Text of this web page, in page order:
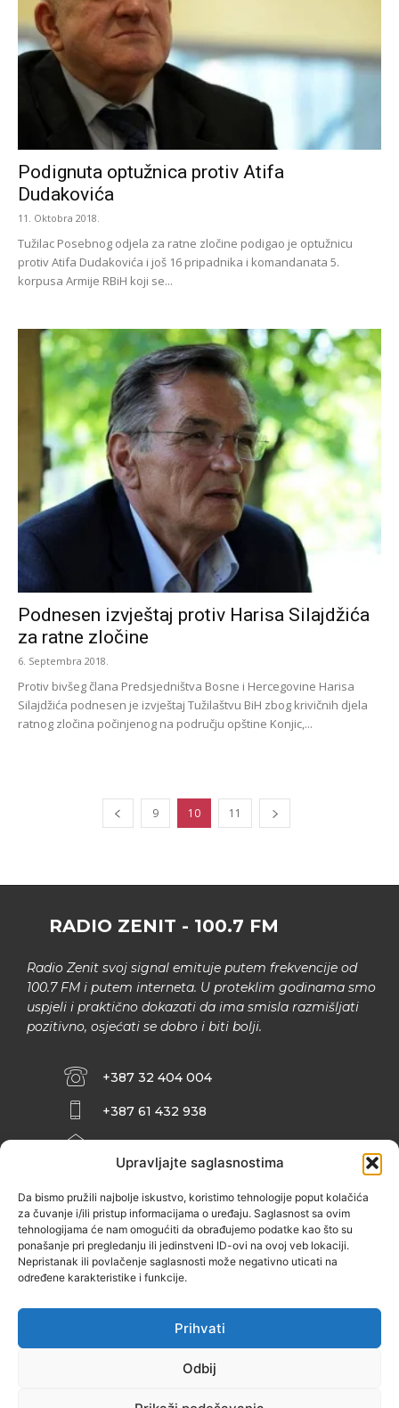
Upravljajte saglasnostima
Da bismo pružili najbolje iskustvo, koristimo tehnologije poput kolačića
za čuvanje i/ili pristup informacijama o uređaju. Saglasnost sa ovim
tehnologijama će nam omogućiti da obrađujemo podatke kao što su
ponašanje pri pregledanju ili jedinstveni ID-ovi na ovoj veb lokaciji.
Nepristanak ili povlačenje saglasnosti može negativno uticati na
određene karakteristike i funkcije.
Prihvati
Odbij
Podignuta optužnica protiv Atifa
Dudakovića
11. Oktobra 2018.
Tužilac Posebnog odjela za ratne zločine podigao je optužnicu
protiv Atifa Dudakovića i još 16 pripadnika i komandanata 5.
korpusa Armije RBiH koji se...
Podnesen izvještaj protiv Harisa Silajdžića
za ratne zločine
6. Septembra 2018.
Protiv bivšeg člana Predsjedništva Bosne i Hercegovine Harisa
Silajdžića podnesen je izvještaj Tužilaštvu BiH zbog krivičnih djela
ratnog zločina počinjenog na području opštine Konjic,...
9 10 11
RADIO ZENIT - 100.7 FM
Radio Zenit svoj signal emituje putem frekvencije od
100.7 FM i putem interneta. U proteklim godinama smo
uspjeli i praktično dokazati da ima smisla razmišljati
pozitivno, osjećati se dobro i biti bolji.
+387 32 404 004
+387 61 432 938
INFO@ZENIT.BA
ZENIČANKA, 3. SPRAT), 72000 ZENICA